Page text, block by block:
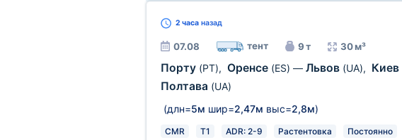
2 часаназад
07.08 тент 9 т 30 м³
Порту (PT), Оренсе (ES) — Львов (UA), Киев
Полтава (UA)
(длн=5м шир=2,47м выс=2,8м)
CMR T1 ADR: 2-9 Растентовка Постоянно